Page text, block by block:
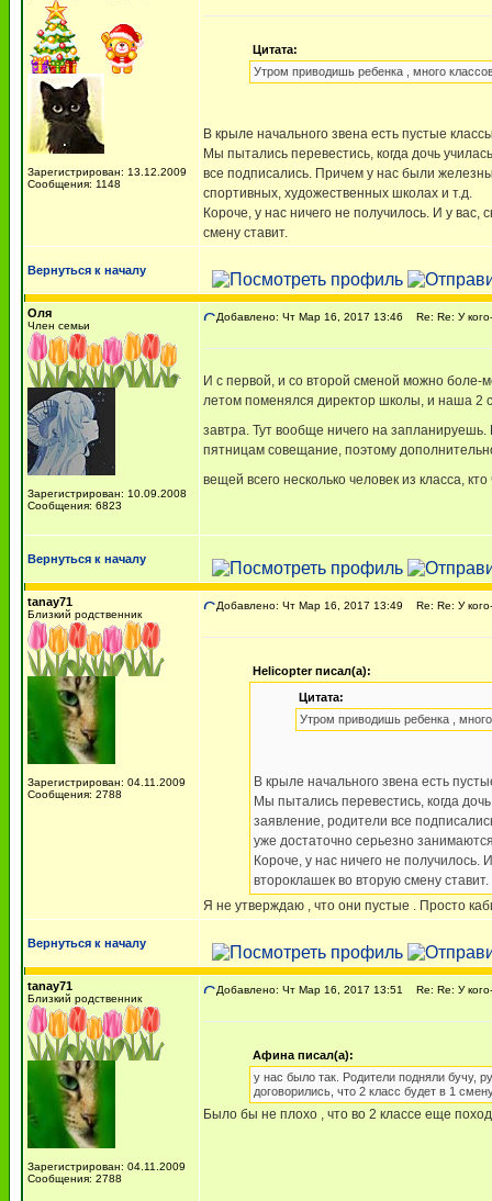
Зарегистрирован: 13.12.2009
Сообщения: 1148
Цитата:
Утром приводишь ребенка , много
В крыле начального звена есть пустые
Мы пытались перевестись, когда дочь
все подписались. Причем у нас были
спортивных, художественных школах и т.д.
Короче, у нас ничего не получилось. И у
смену ставит.
Вернуться к началу
Оля
Член семьи
Зарегистрирован: 10.09.2008
Сообщения: 6823
Добавлено: Чт Мар 16, 2017 13:46 Re: Re: У
И с первой, и со второй сменой можно боле-
летом поменялся директор школы, и наша 2
завтра. Тут вообще ничего на
пятницам совещание, поэтому
вещей всего несколько человек из класса,
Вернуться к началу
tanay71
Близкий родственник
Зарегистрирован: 04.11.2009
Сообщения: 2788
Добавлено: Чт Мар 16, 2017 13:49 Re: Re: У
Helicopter писал(а):
Цитата:
Утром приводишь ребенка ,
В крыле начального звена есть
Мы пытались перевестись, когда
заявление, родители все
уже достаточно серьезно
Короче, у нас ничего не получилось.
второклашек во вторую смену ставит.
Я не утверждаю , что они пустые . Просто
Вернуться к началу
tanay71
Близкий родственник
Зарегистрирован: 04.11.2009
Сообщения: 2788
Добавлено: Чт Мар 16, 2017 13:51 Re: Re: У
Афина писал(а):
у нас было так. Родители подняли бучу,
договорились, что 2 класс будет в 1
Было бы не плохо , что во 2 классе еще